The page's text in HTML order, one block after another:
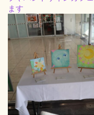
ます